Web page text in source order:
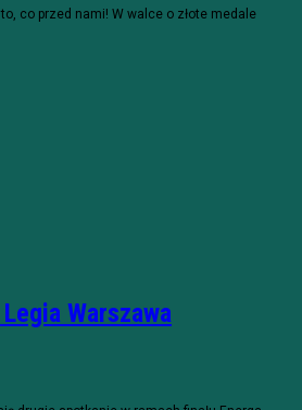
co przed nami! W walce o złote medale
Warszawa